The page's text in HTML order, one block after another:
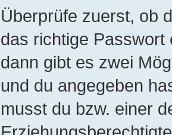
Überprüfe zuerst, ob
das richtige Passwort
dann gibt es zwei
und du angegeben
musst du bzw. einer